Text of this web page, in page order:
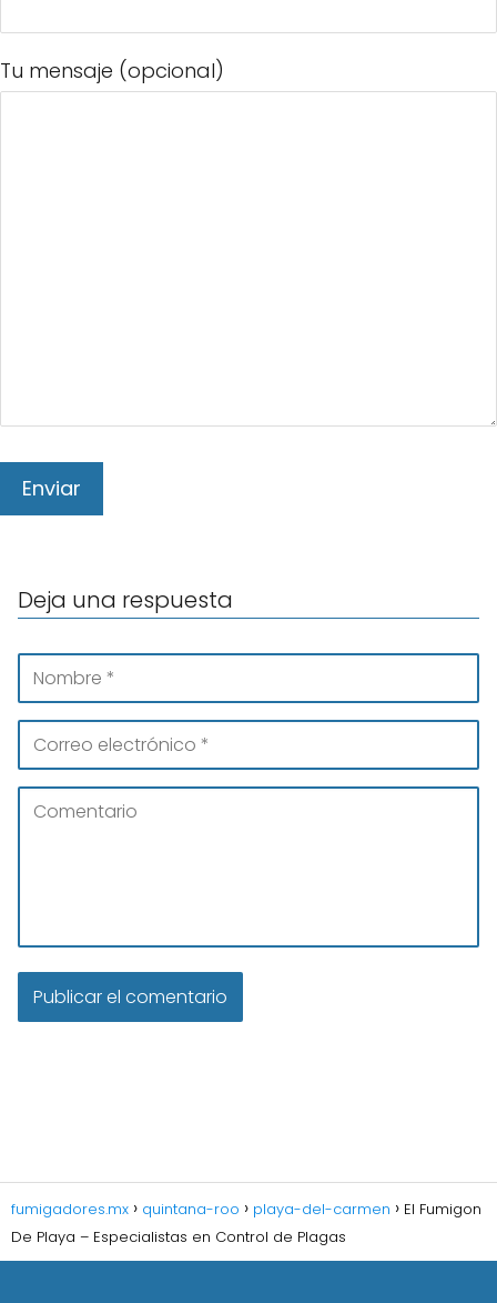
Tu mensaje (opcional)
Deja una respuesta
fumigadores.mx quintana-roo playa-del-carmen
El Fumigon
De Playa – Especialistas en Control de Plagas